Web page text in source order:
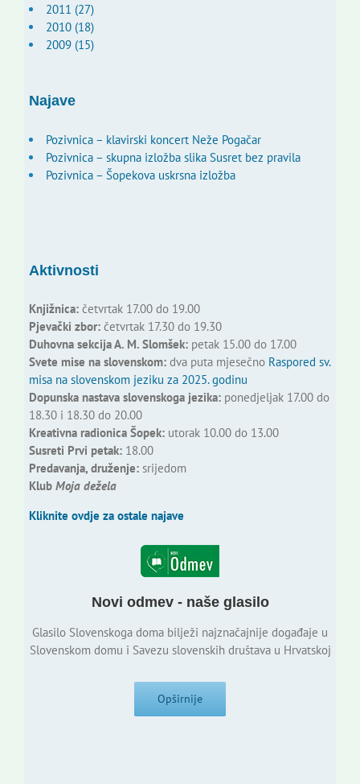
2011 (27)
2010 (18)
2009 (15)
Najave
Pozivnica – klavirski koncert Neže Pogačar
Pozivnica – skupna izložba slika Susret bez pravila
Pozivnica – Šopekova uskrsna izložba
Aktivnosti
Knjižnica:četvrtak 17.00 do 19.00
Pjevački zbor:četvrtak 17.30 do 19.30
Duhovna sekcija A. M. Slomšek:petak 15.00 do 17.00
Svete mise na slovenskom:dva puta mjesečno Raspored sv.
misa na slovenskom jeziku za 2025. godinu
Dopunska nastava slovenskoga jezika:ponedjeljak 17.00 do
18.30 i 18.30 do 20.00
Kreativna radionica Šopek:utorak 10.00 do 13.00
Susreti Prvi petak:18.00
Predavanja, druženje:srijedom
Klub Moja dežela
Kliknite ovdje za ostale najave
Novi odmev - naše glasilo
Glasilo Slovenskoga doma bilježi najznačajnije događaje u
Slovenskom domu i Savezu slovenskih društava u Hrvatskoj
Opširnije